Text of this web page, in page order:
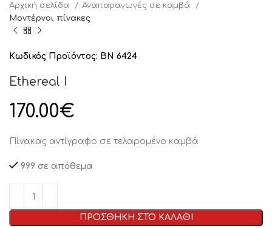
Αρχική σελίδα
Αναπαραγωγές σε καμβά
Μοντέρνοι πίνακες
Κωδικός Προϊόντος: BN 6424
Ethereal I
170.00€
Πίνακας αντίγραφο σε τελαρομένο καμβά
999 σε απόθεμα
ΠΡΟΣΘΗΚΗ ΣΤΟ ΚΑΛΑΘΙ